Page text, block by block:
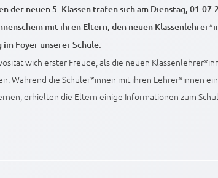
der neuen 5. Klassen trafen sich am Dienstag,
mit ihren Eltern, den neuen
Foyer unserer Schule.
wich erster Freude, als die neuen
Während die Schüler*innen mit ihren Lehrer*innen
erhielten die Eltern einige Informationen zum